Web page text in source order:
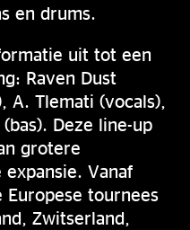
en drums.
uit tot een
Raven Dust
A. Tlemati (vocals),
Deze line-up
grotere
Vanaf
tournees
Zwitserland,